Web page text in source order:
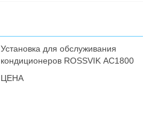
Установка для обслуживания
кондиционеров ROSSVIK АС1800
ЦЕНА